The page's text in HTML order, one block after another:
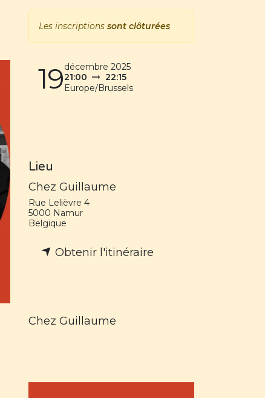
Les inscriptions sont clôturées
19décembre 2025
21:00
22:15
Europe/Brussels
Lieu
Chez Guillaume
Rue Lelièvre 4
5000 Namur
Belgique
Obtenir l'itinéraire
Chez Guillaume